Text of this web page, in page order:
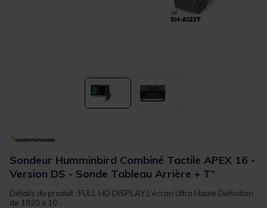
Sondeur Humminbird Combiné Tactile APEX 16 -
Version DS - Sonde Tableau Arrière + T°
Détails du produit : FULL HD DISPLAY L’écran Ultra Haute Définition
de 1920 x 10...